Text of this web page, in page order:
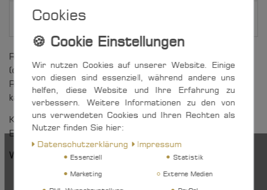
Hersteller
Robuster Block für 10 mm Tauwerk, mit Bügel
(demontierbar) und Seitenteilen aus Edelstahl
Rostfrei. Der mit einem Splentring versehene Bolzen
kann bei Bedarf entfernt werden.
Kompakt und leicht, daher besonders vielseitig im
Einsatz.
Weitere Vorteile auf einen Blick:
Seilrollen aus UV-beständigem,
Cookies
Wir nutzen Cookies auf unserer Website. Einige
von diesen sind essenziell, während andere uns
helfen, diese Website und Ihre Erfahrung zu
verbessern. Weitere Informationen zu den von
uns verwendeten Cookies und Ihren Rechten als
Nutzer finden Sie hier:
Daten­schutz­erklärung
Impressum
Essenziell
Statistik
Marketing
Externe Medien